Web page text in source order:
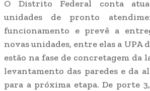
O Distrito Federal conta
unidades de pronto
funcionamento e prevê a
novas unidades, entre elas a UPA
estão na fase de concretagem da
levantamento das paredes e da
para a próxima etapa. De porte